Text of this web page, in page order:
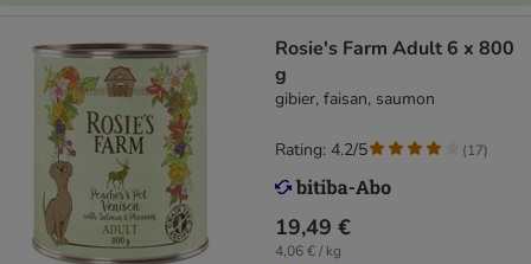
Rosie's Farm Adult 6 x 800
g
gibier, faisan, saumon
19,49 €
4,06 € / kg
Rating: 4.2/5 (17)